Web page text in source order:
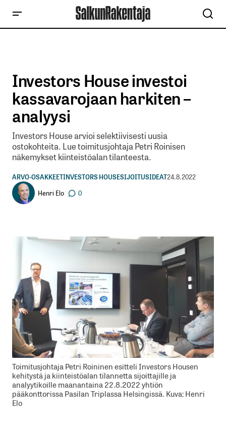
Investors House investoi
kassavarojaan harkiten –
analyysi
Investors House arvioi selektiivisesti uusia
ostokohteita. Lue toimitusjohtaja Petri Roinisen
näkemykset kiinteistöalan tilanteesta.
ARVO-OSAKKEETINVESTORS HOUSESIJOITUSIDEAT24.8.2022
Henri Elo
0
Toimitusjohtaja Petri Roininen esitteli Investors Housen
kehitystä ja kiinteistöalan tilannetta sijoittajille ja
analyytikoille maanantaina 22.8.2022 yhtiön
pääkonttorissa Pasilan Triplassa Helsingissä. Kuva: Henri
Elo